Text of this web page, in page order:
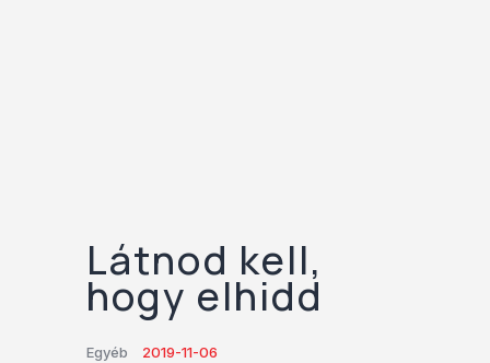
Látnod kell,
hogy elhidd
Egyéb 2019-11-06